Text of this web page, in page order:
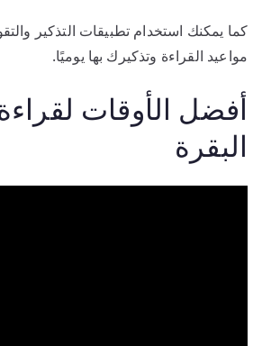
كما يمكنك استخدام تطبيقات التذكير
مواعيد القراءة وتذكيرك بها يوميًا.
أفضل الأوقات
البقرة